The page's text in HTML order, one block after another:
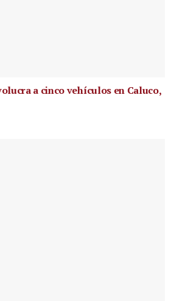
a cinco vehículos en Caluco,